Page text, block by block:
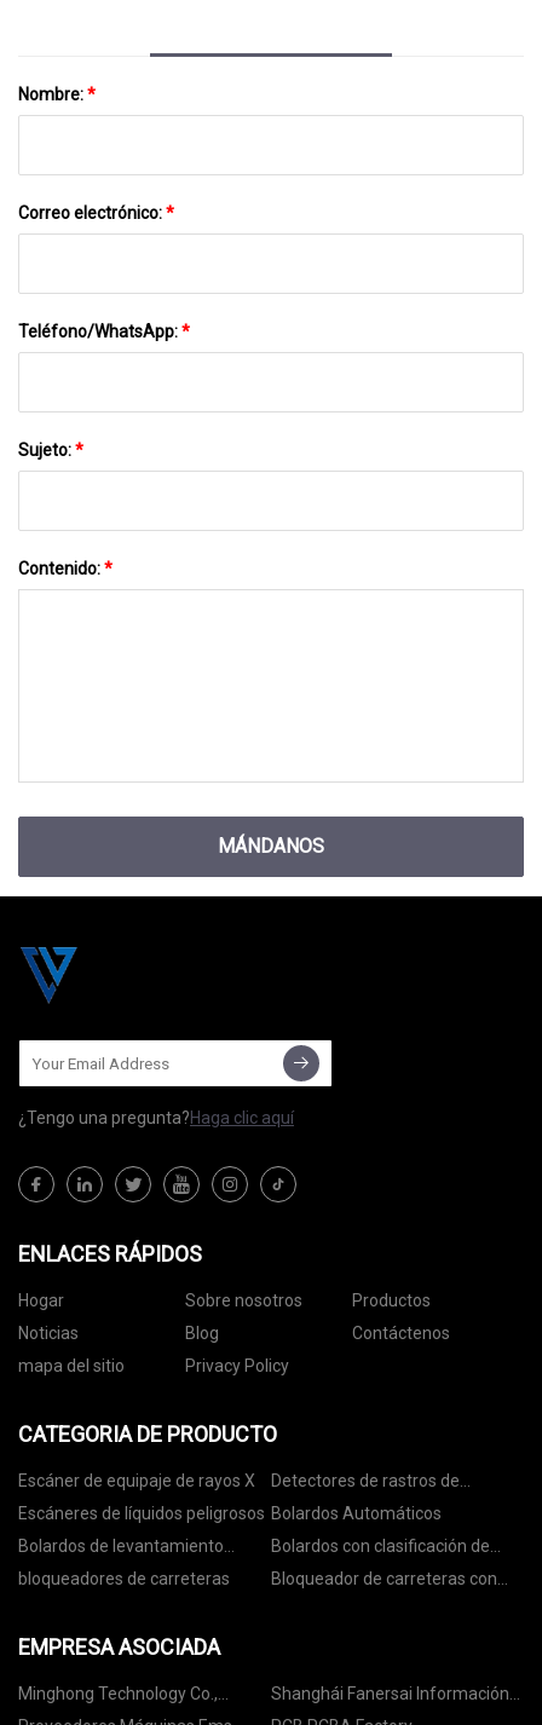
Nombre:*
Correo electrónico:*
Teléfono/WhatsApp:*
Sujeto:*
Contenido:*
MÁNDANOS
¿Tengo una pregunta?Haga clic aquí
ENLACES RÁPIDOS
Hogar Sobre nosotros
Productos
Noticias
Blog
Contáctenos
mapa del sitio
Privacy Policy
CATEGORIA DE PRODUCTO
Escáner de equipaje de rayos X
Detectores de rastros de
explosivos
Escáneres de líquidos peligrosos Bolardos Automáticos
Bolardos de levantamiento
automático
Bolardos con clasificación de
choque
bloqueadores de carreteras
Bloqueador de carreteras con
EMPRESA ASOCIADA
Minghong Technology Co.,
Shanghái Fanersai Información